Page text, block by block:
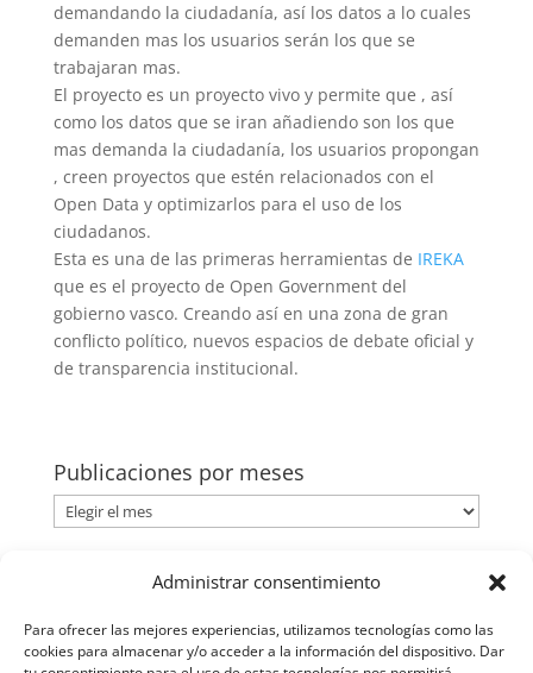
Administrar consentimiento
Para ofrecer las mejores experiencias, utilizamos tecnologías como las
cookies para almacenar y/o acceder a la información del dispositivo. Dar
demandando la ciudadanía, así los datos a lo cuales
demanden mas los usuarios serán los que se
trabajaran mas.
El proyecto es un proyecto vivo y permite que , así
como los datos que se iran añadiendo son los que
mas demanda la ciudadanía, los usuarios propongan
, creen proyectos que estén relacionados con el
Open Data y optimizarlos para el uso de los
ciudadanos.
Esta es una de las primeras herramientas de IREKA
que es el proyecto de Open Government del
gobierno vasco. Creando así en una zona de gran
conflicto político, nuevos espacios de debate oficial y
de transparencia institucional.
Publicaciones por meses
Publicaciones
por
Categorías